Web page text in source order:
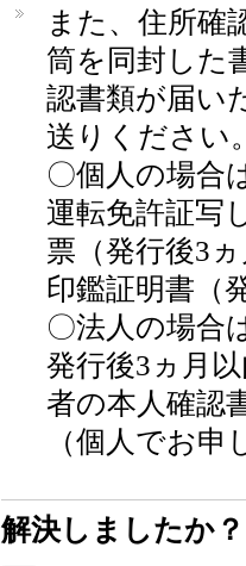
また、住所確
筒を同封した
認書類が届い
送りください
〇個人の場合
運転免許証写
票（発行後3
印鑑証明書（
〇法人の場合
発行後3ヵ月
者の本人確認
（個人でお
解決しましたか？